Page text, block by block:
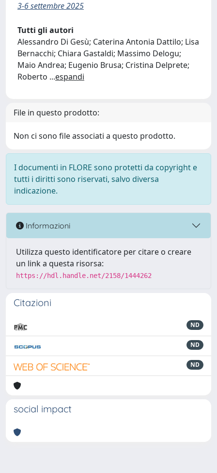
3-6 settembre 2025
Tutti gli autori
Alessandro Di Gesù; Caterina Antonia Dattilo; Lisa
Bernacchi; Chiara Gastaldi; Massimo Delogu;
Maio Andrea; Eugenio Brusa; Cristina Delprete;
Roberto ...espandi
File in questo prodotto:
Non ci sono file associati a questo prodotto.
I documenti in FLORE sono protetti da copyright e
tutti i diritti sono riservati, salvo diversa
indicazione.
Informazioni
Utilizza questo identificatore per citare o creare
un link a questa risorsa:
https://hdl.handle.net/2158/1444262
Citazioni
ND
ND
ND
social impact